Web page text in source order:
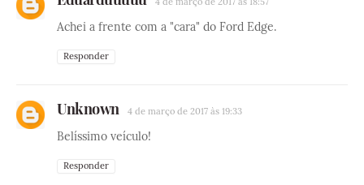
Achei a frente com a "cara" do Ford Edge.
Responder
Unknown 4 de março de 2017 às 19:33
Belíssimo veículo!
Responder